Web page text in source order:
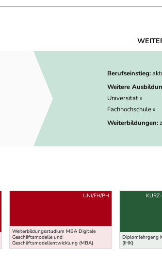
Berufseinstieg:
Weitere
Universität »
Fachhochschule »
Weiterbildungen:
Weiterbildungsstudium MBA Digitale
Geschäftsmodelle und
Geschäftsmodellentwicklung (MBA)
UNI/FH/PH
Diplomlehrgang
(IHK)